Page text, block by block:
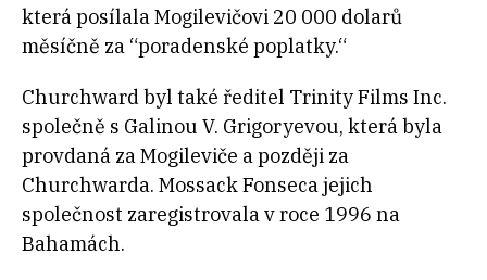
která posílala Mogilevičovi 20 000 dolarů
měsíčně za “poradenské poplatky.“
Churchward byl také ředitel Trinity Films Inc.
společně s Galinou V. Grigoryevou, která byla
provdaná za Mogileviče a později za
Churchwarda. Mossack Fonseca jejich
společnost zaregistrovala v roce 1996 na
Bahamách.